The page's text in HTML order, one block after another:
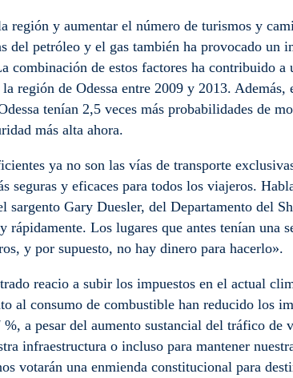
región y aumentar el número de turismos y
del petróleo y el gas también ha provocado un
combinación de estos factores ha contribuido a
región de Odessa entre 2009 y 2013. Además,
tenían 2,5 veces más probabilidades de
más alta ahora.
ya no son las vías de transporte
seguras y eficaces para todos los viajeros.
sargento Gary Duesler, del Departamento del
rápidamente. Los lugares que antes tenían una
y por supuesto, no hay dinero para hacerlo».
reacio a subir los impuestos en el actual
al consumo de combustible han reducido los
a pesar del aumento sustancial del tráfico de
infraestructura o incluso para mantener
votarán una enmienda constitucional para